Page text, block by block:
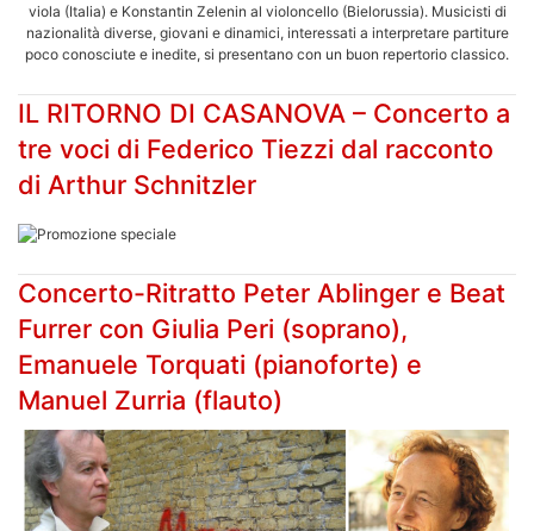
viola (Italia) e Konstantin Zelenin al violoncello (Bielorussia). Musicisti di
nazionalità diverse, giovani e dinamici, interessati a interpretare partiture
poco conosciute e inedite, si presentano con un buon repertorio classico.
IL RITORNO DI CASANOVA – Concerto a
tre voci di Federico Tiezzi dal racconto
di Arthur Schnitzler
Concerto-Ritratto Peter Ablinger e Beat
Furrer con Giulia Peri (soprano),
Emanuele Torquati (pianoforte) e
Manuel Zurria (flauto)